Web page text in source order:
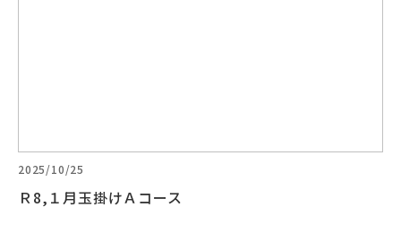
2025/10/25
Ｒ8,１月玉掛けＡコース